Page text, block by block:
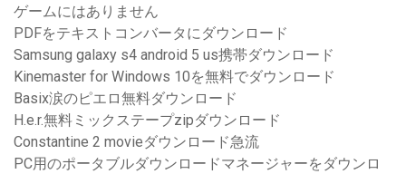
ゲームにはありません
PDFをテキストコンバータにダウンロード
Samsung galaxy s4 android 5 us携帯ダウンロード
Kinemaster for Windows 10を無料でダウンロード
Basix涙のピエロ無料ダウンロード
H.e.r.無料ミックステープzipダウンロード
Constantine 2 movieダウンロード急流
PC用のポータブルダウンロードマネージャーをダウンロ